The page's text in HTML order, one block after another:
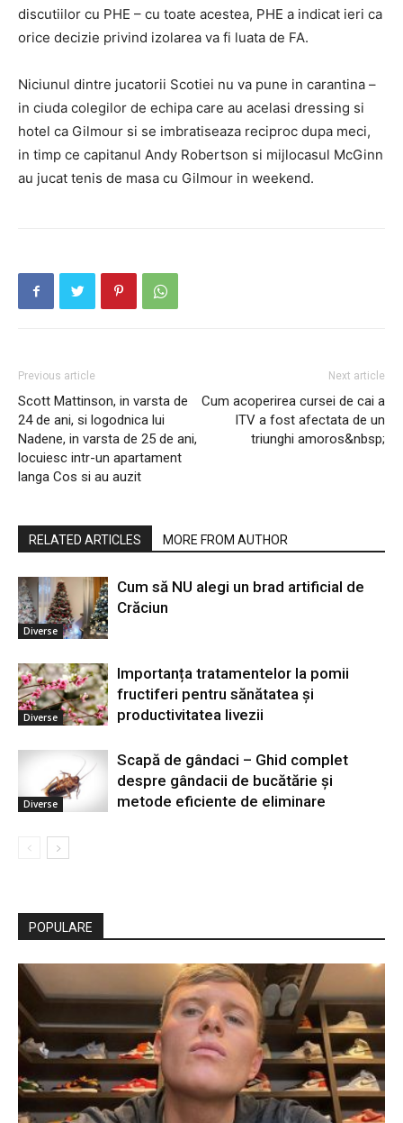
discutiilor cu PHE – cu toate acestea, PHE a indicat ieri ca
orice decizie privind izolarea va fi luata de FA.
Niciunul dintre jucatorii Scotiei nu va pune in carantina –
in ciuda colegilor de echipa care au acelasi dressing si
hotel ca Gilmour si se imbratiseaza reciproc dupa meci,
in timp ce capitanul Andy Robertson si mijlocasul McGinn
au jucat tenis de masa cu Gilmour in weekend.
Previous article
Scott Mattinson, in varsta de
24 de ani, si logodnica lui
Nadene, in varsta de 25 de ani,
locuiesc intr-un apartament
langa Cos si au auzit
Next article
Cum acoperirea cursei de cai a
ITV a fost afectata de un
triunghi amoros&nbsp;
RELATED ARTICLES MORE FROM AUTHOR
Diverse
Cum să NU alegi un brad artificial de
Crăciun
Diverse
Importanța tratamentelor la pomii
fructiferi pentru sănătatea și
productivitatea livezii
Diverse
Scapă de gândaci – Ghid complet
despre gândacii de bucătărie și
metode eficiente de eliminare
POPULARE